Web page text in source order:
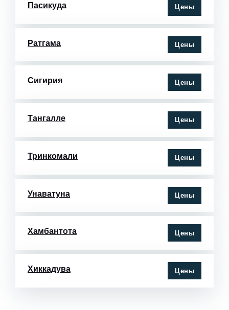
Пасикуда Цены
Ратгама Цены
Сигирия Цены
Тангалле Цены
Тринкомали Цены
Унаватуна Цены
Хамбантота Цены
Хиккадува Цены